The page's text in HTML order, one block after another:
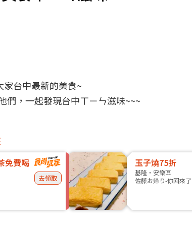
台中最新的美食~
們，一起發現台中ㄒㄧㄣ滋味~~~
免費喝
去領取
玉子燒75折
基隆・安樂區
佐藤お帰り-你回來了